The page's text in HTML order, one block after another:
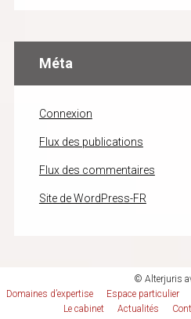
Méta
Connexion
Flux des publications
Flux des commentaires
Site de WordPress-FR
© Alterjuris
Domaines d’expertise
Espace particulier
Le cabinet
Actualités